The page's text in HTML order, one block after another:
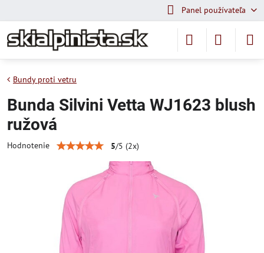
Panel používateľa
Bundy proti vetru
Bunda Silvini Vetta WJ1623 blush
ružová
Hodnotenie 5/5 (2x)